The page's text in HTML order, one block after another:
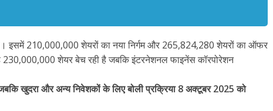
इसमें 210,000,000 शेयरों का नया निर्गम और 265,824,280 शेयरों का ऑफर
शेयर बेच रही है जबकि इंटरनेशनल फाइनेंस कॉरपोरेशन
खुदरा और अन्य निवेशकों के लिए बोली प्रक्रिया 8 अक्टूबर 2025 को